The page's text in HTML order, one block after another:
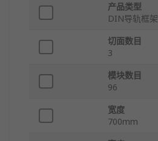
产品类型
DIN导轨框架
切面数目
3
模块数目
96
宽度
700mm